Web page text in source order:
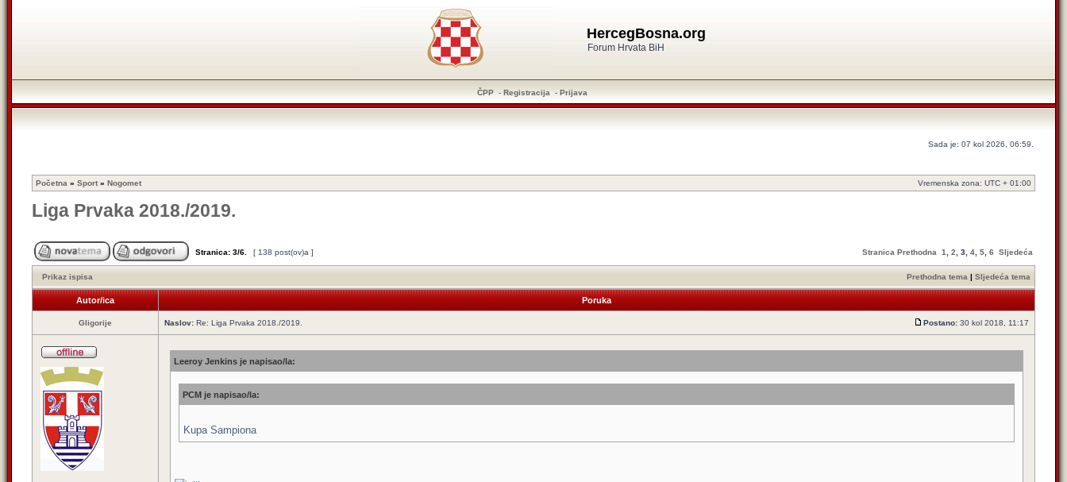
HercegBosna.org
Forum Hrvata BiH
ČPP - Registracija - Prijava
Sada je: 07 kol 2026, 06:59.
Početna » Sport » Nogomet Vremenska zona: UTC + 01:00
Liga Prvaka 2018./2019.
Stranica: 3/6 [ 138 post(ov)a ] Stranica Prethodna 1 2 3 4 5 6 Sljedeća
Prikaz ispisa Prethodna tema | Sljedeća tema
Autor/ica Poruka
Gligorije Naslov: Re: Liga Prvaka 2018./2019. Postano: 30 kol 2018, 11:17
Leeroy Jenkins je napisao/la:
PCM je napisao/la:
Kupa Sampiona